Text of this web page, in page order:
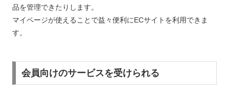
品を管理できたりします。
マイページが使えることで益々便利にECサイトを利用できま
す。
会員向けのサービスを受けられる